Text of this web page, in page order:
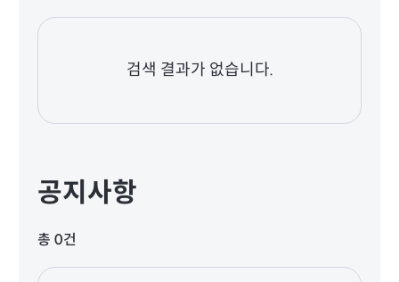
검색 결과가 없습니다.
공지사항
총 0건